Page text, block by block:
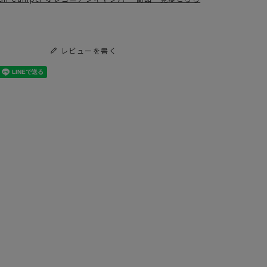
レビューを書く